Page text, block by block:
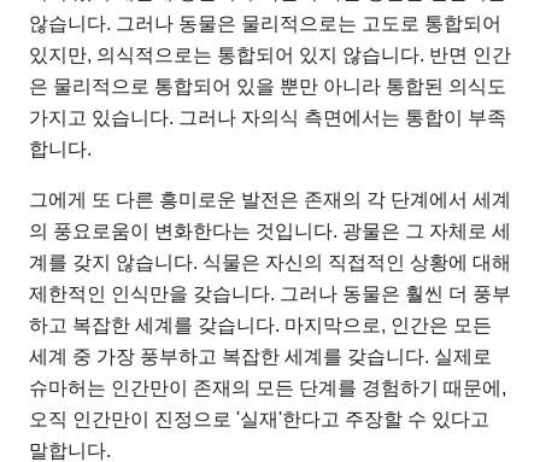
않습니다. 그러나 동물은 물리적으로는 고도로 통합되어
있지만, 의식적으로는 통합되어 있지 않습니다. 반면 인간
은 물리적으로 통합되어 있을 뿐만 아니라 통합된 의식도
가지고 있습니다. 그러나 자의식 측면에서는 통합이 부족
합니다.
그에게 또 다른 흥미로운 발전은 존재의 각 단계에서 세계
의 풍요로움이 변화한다는 것입니다. 광물은 그 자체로 세
계를 갖지 않습니다. 식물은 자신의 직접적인 상황에 대해
제한적인 인식만을 갖습니다. 그러나 동물은 훨씬 더 풍부
하고 복잡한 세계를 갖습니다. 마지막으로, 인간은 모든
세계 중 가장 풍부하고 복잡한 세계를 갖습니다. 실제로
슈마허는 인간만이 존재의 모든 단계를 경험하기 때문에,
오직 인간만이 진정으로 '실재'한다고 주장할 수 있다고
말합니다.